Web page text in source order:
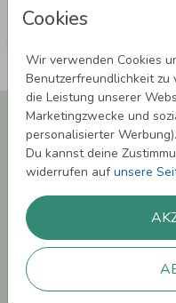
Cookies
Wir verwenden Cookies
Benutzerfreundlichkeit zu
die Leistung unserer
Marketingzwecke und
personalisierter Werbung).
Du kannst deine
widerrufen aufunsere
Newsletter
sichern!
Melde Dich zu unserem
Laufenden.